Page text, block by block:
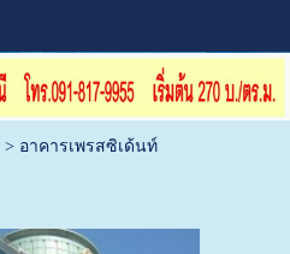
> อาคารเพรสซิเด้นท์